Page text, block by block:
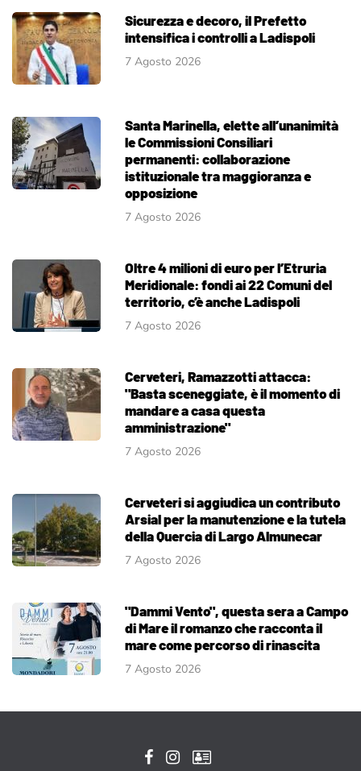
Sicurezza e decoro, il Prefetto
intensifica i controlli a Ladispoli
7 Agosto 2026
Santa Marinella, elette all’unanimità
le Commissioni Consiliari
permanenti: collaborazione
istituzionale tra maggioranza e
opposizione
7 Agosto 2026
Oltre 4 milioni di euro per l’Etruria
Meridionale: fondi ai 22 Comuni del
territorio, c’è anche Ladispoli
7 Agosto 2026
Cerveteri, Ramazzotti attacca:
"Basta sceneggiate, è il momento di
mandare a casa questa
amministrazione"
7 Agosto 2026
Cerveteri si aggiudica un contributo
Arsial per la manutenzione e la tutela
della Quercia di Largo Almunecar
7 Agosto 2026
"Dammi Vento", questa sera a Campo
di Mare il romanzo che racconta il
mare come percorso di rinascita
7 Agosto 2026